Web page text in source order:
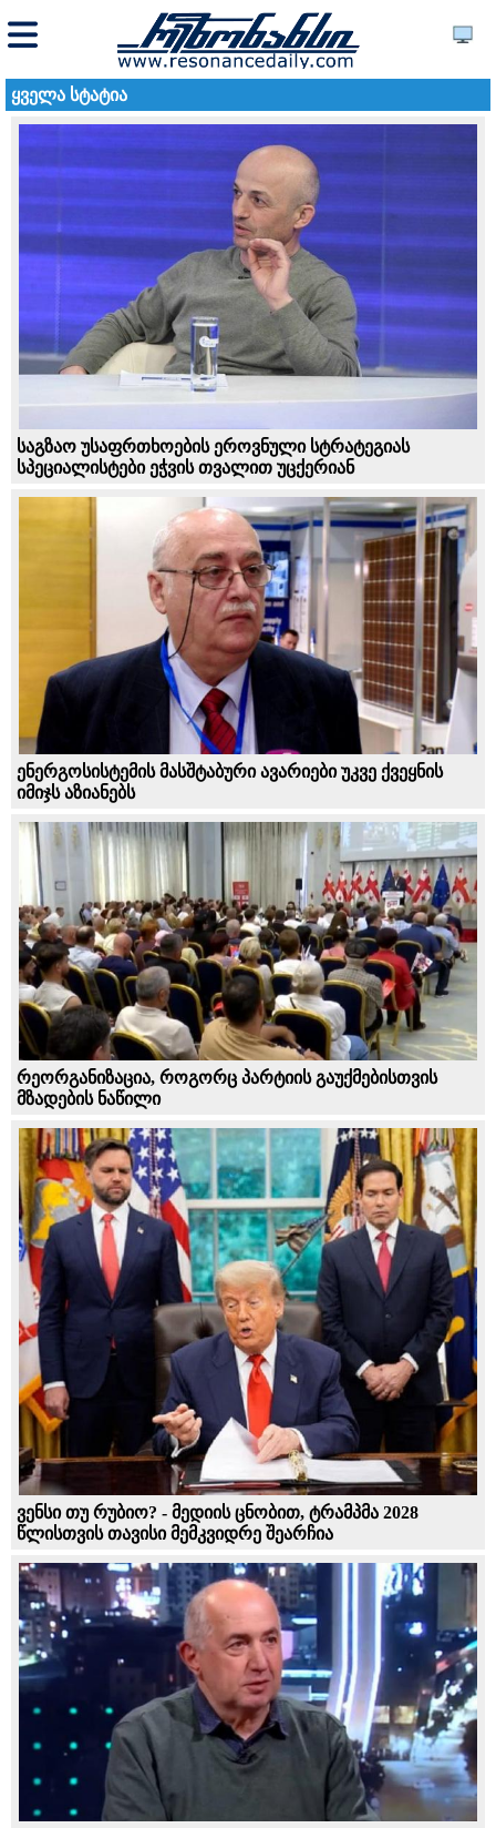
ყველა სტატია
საგზაო უსაფრთხოების ეროვნული სტრატეგიას
სპეციალისტები ეჭვის თვალით უცქერიან
ენერგოსისტემის მასშტაბური ავარიები უკვე ქვეყნის
იმიჯს აზიანებს
რეორგანიზაცია, როგორც პარტიის გაუქმებისთვის
მზადების ნაწილი
ვენსი თუ რუბიო? - მედიის ცნობით, ტრამპმა 2028
წლისთვის თავისი მემკვიდრე შეარჩია